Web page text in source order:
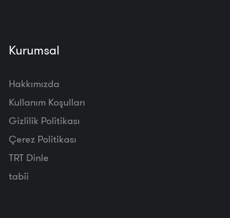
Kurumsal
Hakkımızda
Kullanım Koşulları
Gizlilik Politikası
Çerez Politikası
TRT Dinle
tabii